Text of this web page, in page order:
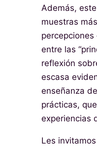
Además,
muestras
entre las
reflexión
escasa
enseñanza
prácticas,
experiencias
Les